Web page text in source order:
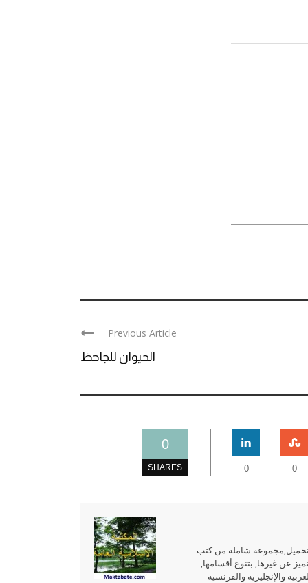
Previous Article
الحيوان للجاحظ
0
SHARES 0
0
شاملة من كتب
عن غيرها, بتنوع أقسامها,
والإنجليزية والفرنسية